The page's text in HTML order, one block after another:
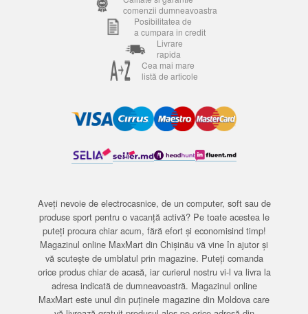
comenzii dumneavoastra
Posibilitatea de
a cumpara in credit
Livrare
rapida
Cea mai mare
listă de articole
Aveți nevoie de electrocasnice, de un computer, soft sau de
produse sport pentru o vacanță activă? Pe toate acestea le
puteți procura chiar acum, fără efort și economisind timp!
Magazinul online MaxMart din Chișinău vă vine în ajutor și
vă scutește de umblatul prin magazine. Puteți comanda
orice produs chiar de acasă, iar curierul nostru vi-l va livra la
adresa indicată de dumneavoastră. Magazinul online
MaxMart este unul din puținele magazine din Moldova care